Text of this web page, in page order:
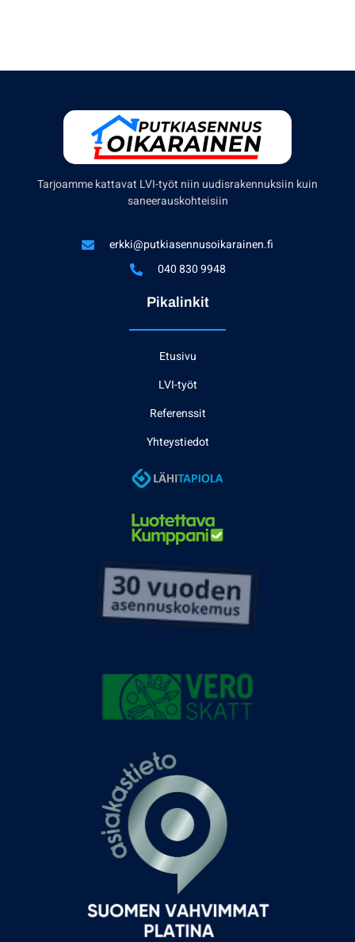
Tarjoamme kattavat LVI-työt niin uudisrakennuksiin kuin
saneerauskohteisiin
erkki@putkiasennusoikarainen.fi
040 830 9948
Pikalinkit
Etusivu
LVI-työt
Referenssit
Yhteystiedot